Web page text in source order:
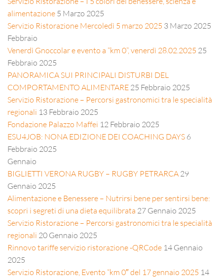
alimentazione 5 Marzo 2025
Servizio Ristorazione Mercoledì 5 marzo 2025 3 Marzo 2025
Febbraio
Venerdì Gnoccolar e evento a “km 0”, venerdì 28.02.2025 25
Febbraio 2025
PANORAMICA SUI PRINCIPALI DISTURBI DEL
COMPORTAMENTO ALIMENTARE 25 Febbraio 2025
Servizio Ristorazione – Percorsi gastronomici tra le specialità
regionali 13 Febbraio 2025
Fondazione Palazzo Maffei 12 Febbraio 2025
ESU4JOB: NONA EDIZIONE DEI COACHING DAYS 6
Febbraio 2025
Gennaio
BIGLIETTI VERONA RUGBY – RUGBY PETRARCA 29
Gennaio 2025
Alimentazione e Benessere – Nutrirsi bene per sentirsi bene:
scopri i segreti di una dieta equilibrata 27 Gennaio 2025
Servizio Ristorazione – Percorsi gastronomici tra le specialità
regionali 20 Gennaio 2025
Rinnovo tariffe servizio ristorazione -QRCode 14 Gennaio
2025
Servizio Ristorazione, Evento “km 0″ del 17 gennaio 2025 14